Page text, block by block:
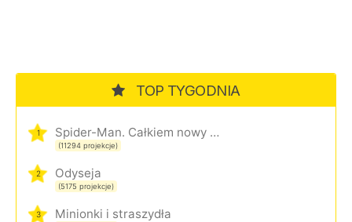
TOP TYGODNIA
1 Spider-Man. Całkiem nowy dzień
(11294 projekcje)
2 Odyseja
(5175 projekcje)
3 Minionki i straszydła